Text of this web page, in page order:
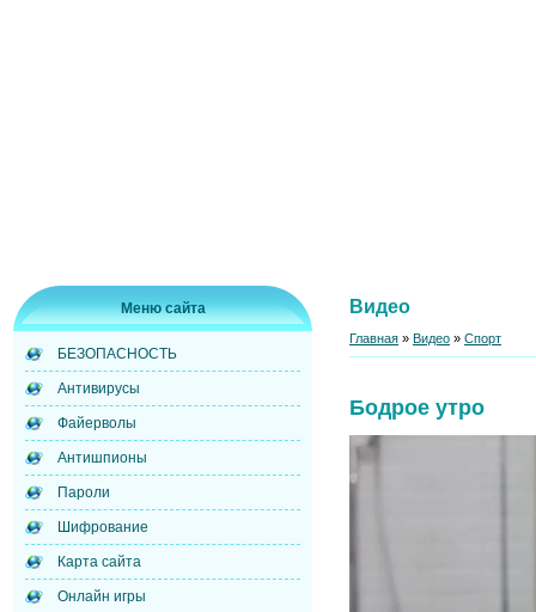
Меню сайта
БЕЗОПАСНОСТЬ
Антивирусы
Файерволы
Антишпионы
Пароли
Шифрование
Карта сайта
Онлайн игры
Видео
Главная » Видео » Спорт
Бодрое утро